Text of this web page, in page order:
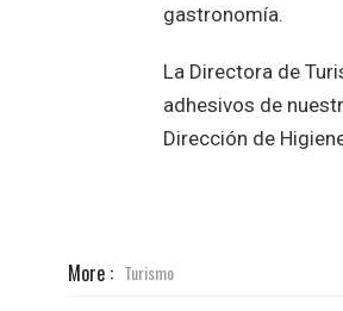
gastronomía.
La Directora de
adhesivos de
Dirección de
More : Turismo